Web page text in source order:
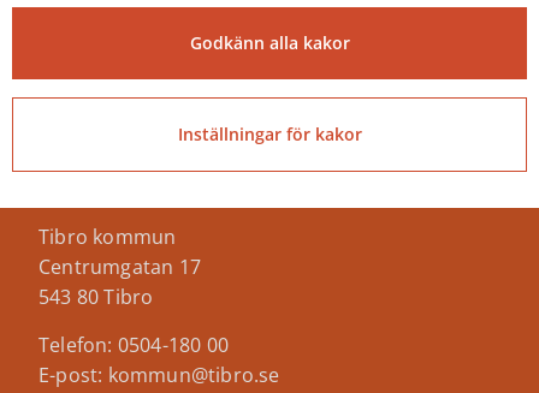
Senast ändrad:
28 maj 2026
Tibro kommun
Centrumgatan 17
543 80 Tibro
Telefon: 0504-180 00
E-post: kommun@tibro.se
Godkänn alla kakor
Inställningar för kakor